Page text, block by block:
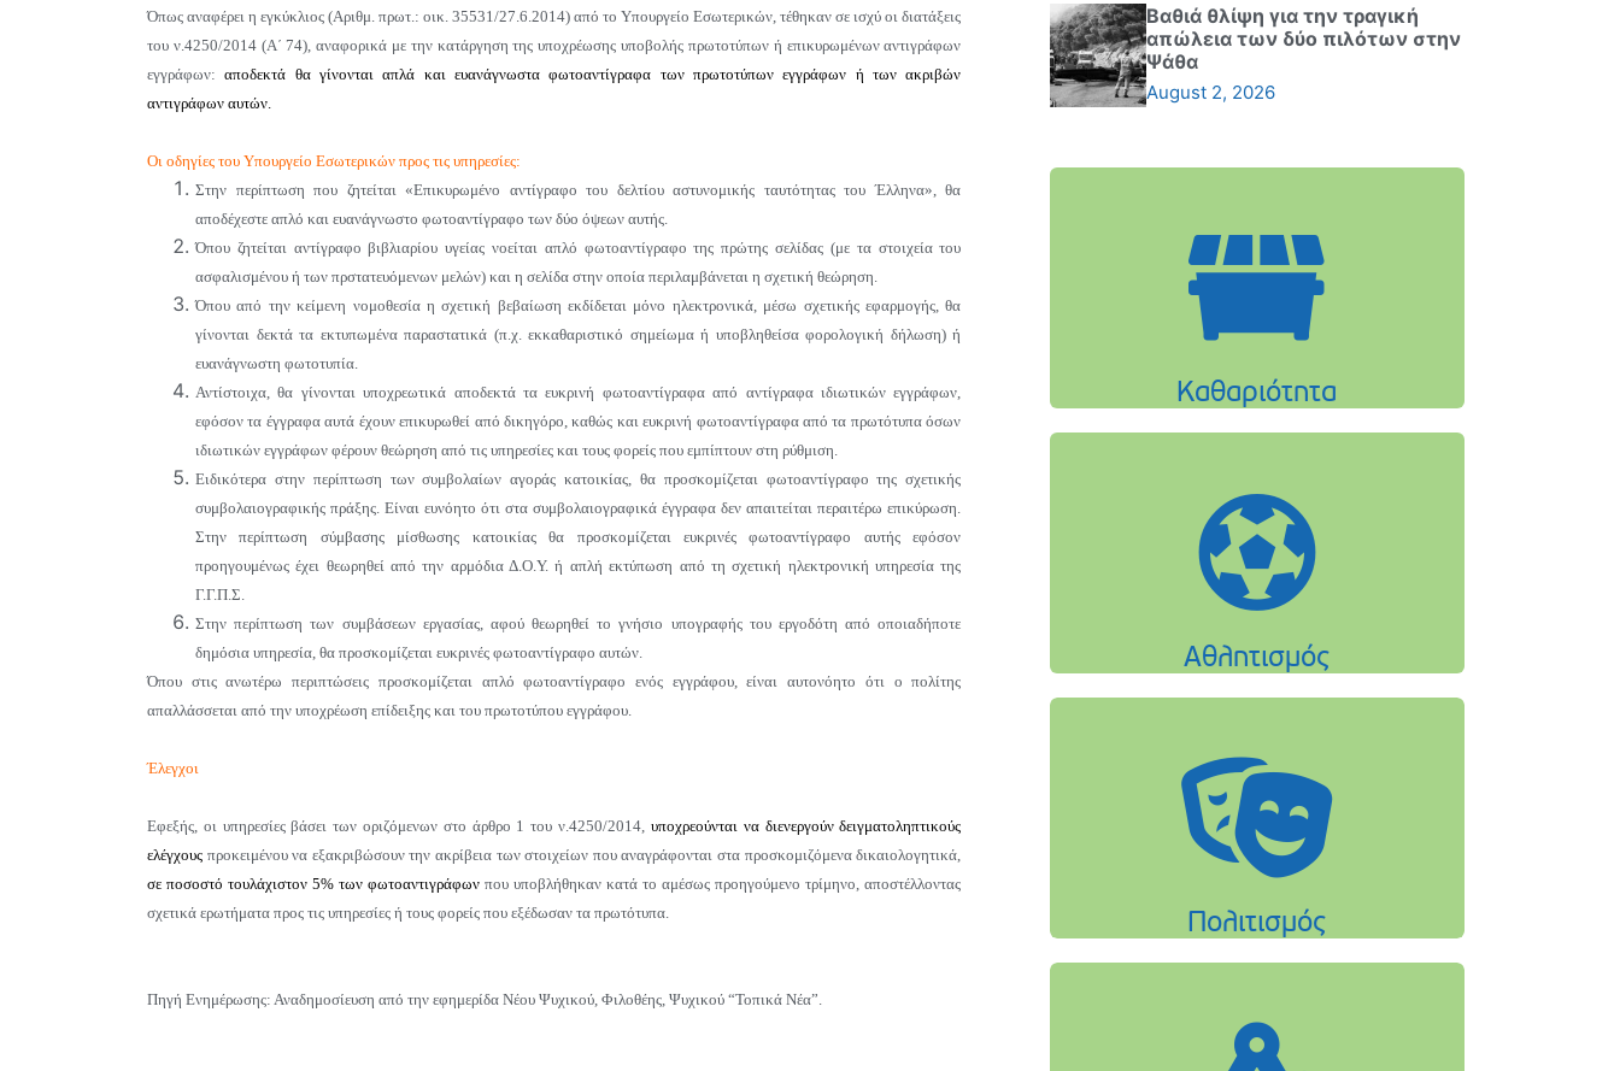
Όπως αναφέρει η εγκύκλιος(Αριθμ. πρωτ.: οικ. 35531/27.6.2014)από το Υπουργείο Εσωτερικών, τέθηκαν σε ισχύ οι διατάξεις
του ν.4250/2014 (Α΄ 74), αναφορικά με την κατάργηση της υποχρέωσης υποβολής πρωτοτύπων ή επικυρωμένων αντιγράφων
εγγράφων:αποδεκτά θα γίνονται απλά και ευανάγνωστα φωτοαντίγραφα των πρωτοτύπων εγγράφων ή των ακριβών
αντιγράφων αυτών.
Οι οδηγίες του Υπουργείο Εσωτερικών προς τις υπηρεσίες:
Στην περίπτωση που ζητείται «Επικυρωμένο αντίγραφο του δελτίου αστυνομικής ταυτότητας του Έλληνα», θα
αποδέχεστε απλό και ευανάγνωστο φωτοαντίγραφο των δύο όψεων αυτής.
Όπου ζητείται αντίγραφο βιβλιαρίου υγείας νοείται απλό φωτοαντίγραφο της πρώτης σελίδας (με τα στοιχεία του
ασφαλισμένου ή των πρστατευόμενων μελών) και η σελίδα στην οποία περιλαμβάνεται η σχετική θεώρηση.
Όπου από την κείμενη νομοθεσία η σχετική βεβαίωση εκδίδεται μόνο ηλεκτρονικά, μέσω σχετικής εφαρμογής, θα
γίνονται δεκτά τα εκτυπωμένα παραστατικά (π.χ. εκκαθαριστικό σημείωμα ή υποβληθείσα φορολογική δήλωση) ή
ευανάγνωστη φωτοτυπία.
Αντίστοιχα, θα γίνονται υποχρεωτικά αποδεκτά τα ευκρινή φωτοαντίγραφα από αντίγραφα ιδιωτικών εγγράφων,
εφόσον τα έγγραφα αυτά έχουν επικυρωθεί από δικηγόρο, καθώς και ευκρινή φωτοαντίγραφα από τα πρωτότυπα όσων
ιδιωτικών εγγράφων φέρουν θεώρηση από τις υπηρεσίες και τους φορείς που εμπίπτουν στη ρύθμιση.
Ειδικότερα στην περίπτωση των συμβολαίων αγοράς κατοικίας, θα προσκομίζεται φωτοαντίγραφο της σχετικής
συμβολαιογραφικής πράξης. Είναι ευνόητο ότι στα συμβολαιογραφικά έγγραφα δεν απαιτείται περαιτέρω επικύρωση.
Στην περίπτωση σύμβασης μίσθωσης κατοικίας θα προσκομίζεται ευκρινές φωτοαντίγραφο αυτής εφόσον
προηγουμένως έχει θεωρηθεί από την αρμόδια Δ.Ο.Υ. ή απλή εκτύπωση από τη σχετική ηλεκτρονική υπηρεσία της
Γ.Γ.Π.Σ.
Στην περίπτωση των συμβάσεων εργασίας, αφού θεωρηθεί το γνήσιο υπογραφής του εργοδότη από οποιαδήποτε
δημόσια υπηρεσία, θα προσκομίζεται ευκρινές φωτοαντίγραφο αυτών.
Όπου στις ανωτέρω περιπτώσεις προσκομίζεται απλό φωτοαντίγραφο ενός εγγράφου, είναι αυτονόητο ότι ο πολίτης
απαλλάσσεται από την υποχρέωση επίδειξης και του πρωτοτύπου εγγράφου.
Έλεγχοι
Εφεξής, οι υπηρεσίες βάσει των οριζόμενων στο άρθρο 1 του ν.4250/2014, υποχρεούνται να διενεργούν δειγματοληπτικούς
ελέγχους προκειμένου να εξακριβώσουν την ακρίβεια των στοιχείων που αναγράφονται στα προσκομιζόμενα δικαιολογητικά,
σε ποσοστό τουλάχιστον 5% των φωτοαντιγράφων που υποβλήθηκαν κατά το αμέσως προηγούμενο τρίμηνο, αποστέλλοντας
σχετικά ερωτήματα προς τις υπηρεσίες ή τους φορείς που εξέδωσαν τα πρωτότυπα.
Πηγή Ενημέρωσης: Αναδημοσίευση από την εφημερίδα Νέου Ψυχικού, Φιλοθέης, Ψυχικού “Τοπικά Νέα”.
Βαθιά θλίψη για την τραγική
απώλεια των δύο πιλότων στην
Ψάθα
August 2, 2026